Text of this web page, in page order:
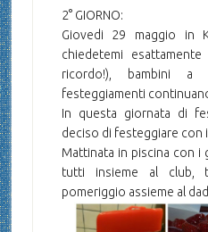
2° GIORNO:
Giovedi 29 maggio in
chiedetemi
ricordo!), bambini
festeggiamenti
In questa giornata di
deciso di festeggiare con
Mattinata in piscina con i
tutti insieme al club,
pomeriggio assieme al